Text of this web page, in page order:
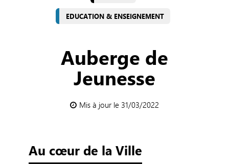
EDUCATION & ENSEIGNEMENT
Auberge de
Jeunesse
Mis à jour le 31/03/2022
Au cœur de la Ville